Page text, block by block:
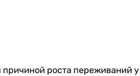
роста переживаний у